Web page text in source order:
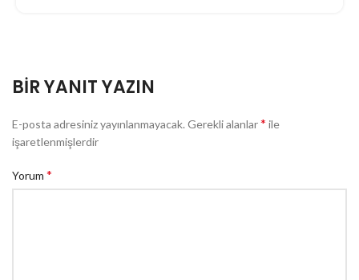
BIR YANIT YAZIN
E-posta adresiniz yayınlanmayacak. Gerekli alanlar* ile
işaretlenmişlerdir
Yorum *